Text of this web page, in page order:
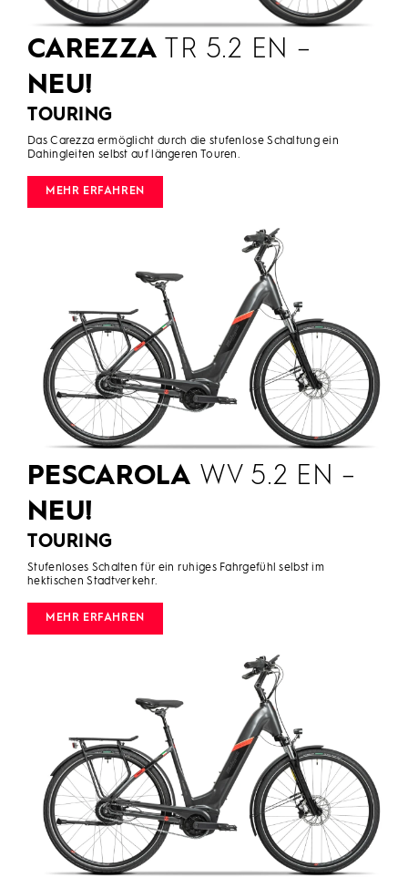
CAREZZA TR 5.2 EN –
NEU!
TOURING
Das Carezza ermöglicht durch die stufenlose Schaltung ein
Dahingleiten selbst auf längeren Touren.
MEHR ERFAHREN
PESCAROLA WV 5.2 EN –
NEU!
TOURING
Stufenloses Schalten für ein ruhiges Fahrgefühl selbst im
hektischen Stadtverkehr.
MEHR ERFAHREN